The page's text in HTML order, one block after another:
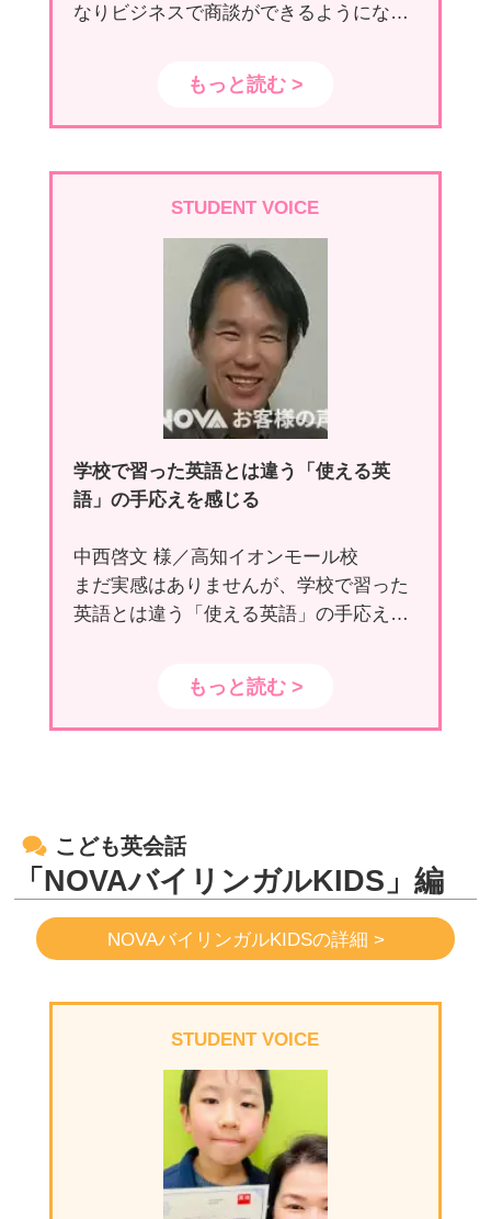
なりビジネスで商談ができるようになっ
もっと読む >
STUDENT VOICE
学校で習った英語とは違う「使える英
語」の手応えを感じる
中西啓文 様／高知イオンモール校
まだ実感はありませんが、学校で習った
英語とは違う「使える英語」の手応えを
もっと読む >
こども英会話
「NOVAバイリンガルKIDS」編
NOVAバイリンガルKIDSの詳細 >
STUDENT VOICE